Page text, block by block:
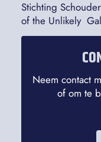
Stichting
of the Unlikely
Neem contact
of om te